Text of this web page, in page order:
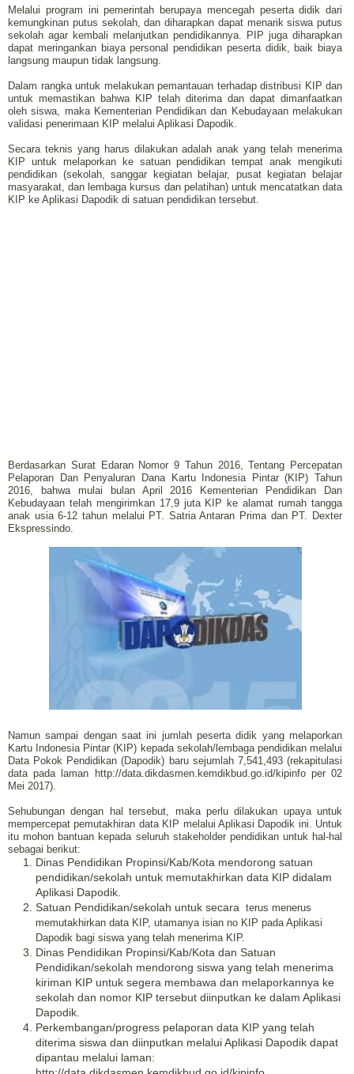
Melalui program ini pemerintah berupaya mencegah peserta didik dari
kemungkinan putus sekolah, dan diharapkan dapat menarik siswa putus
sekolah agar kembali melanjutkan pendidikannya. PIP juga diharapkan
dapat meringankan biaya personal pendidikan peserta didik, baik biaya
langsung maupun tidak langsung.
Dalam rangka untuk melakukan pemantauan terhadap distribusi KIP dan
untuk memastikan bahwa KIP telah diterima dan dapat dimanfaatkan
oleh siswa, maka Kementerian Pendidikan dan Kebudayaan melakukan
validasi penerimaan KIP melalui Aplikasi Dapodik.
Secara teknis yang harus dilakukan adalah anak yang telah menerima
KIP untuk melaporkan ke satuan pendidikan tempat anak mengikuti
pendidikan (sekolah, sanggar kegiatan belajar, pusat kegiatan belajar
masyarakat, dan lembaga kursus dan pelatihan) untuk mencatatkan data
KIP ke Aplikasi Dapodik di satuan pendidikan tersebut.
Berdasarkan Surat Edaran Nomor 9 Tahun 2016, Tentang Percepatan
Pelaporan Dan Penyaluran Dana Kartu Indonesia Pintar (KIP) Tahun
2016, bahwa mulai bulan April 2016 Kementerian Pendidikan Dan
Kebudayaan telah mengirimkan 17,9 juta KIP ke alamat rumah tangga
anak usia 6-12 tahun melalui PT. Satria Antaran Prima dan PT. Dexter
Ekspressindo.
Namun sampai dengan saat ini jumlah peserta didik yang melaporkan
Kartu Indonesia Pintar (KIP) kepada sekolah/lembaga pendidikan melalui
Data Pokok Pendidikan (Dapodik) baru sejumlah 7,541,493 (rekapitulasi
data pada laman http://data.dikdasmen.kemdikbud.go.id/kipinfo per 02
Mei 2017).
Sehubungan dengan hal tersebut, maka perlu dilakukan upaya untuk
mempercepat pemutakhiran data KIP melalui Aplikasi Dapodik ini. Untuk
itu mohon bantuan kepada seluruh stakeholder pendidikan untuk hal-hal
sebagai berikut:
Dinas Pendidikan Propinsi/Kab/Kota mendorong satuan
pendidikan/sekolah untuk memutakhirkan data KIP didalam
Aplikasi Dapodik.
Satuan Pendidikan/sekolah untuk secara terus menerus
memutakhirkan data KIP, utamanya isian no KIP pada Aplikasi
Dapodik bagi siswa yang telah menerima KIP.
Dinas Pendidikan Propinsi/Kab/Kota dan Satuan
Pendidikan/sekolah mendorong siswa yang telah menerima
kiriman KIP untuk segera membawa dan melaporkannya ke
sekolah dan nomor KIP tersebut diinputkan ke dalam Aplikasi
Dapodik.
Perkembangan/progress pelaporan data KIP yang telah
diterima siswa dan diinputkan melalui Aplikasi Dapodik dapat
dipantau melalui laman: